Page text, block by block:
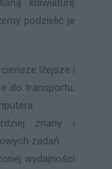
klawiaturę
podzielić je
lżejsze i
do transportu,
znany i
zadań.
wydajności